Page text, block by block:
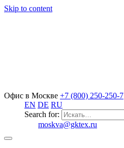
Skip to content
Офис в Москве +7 (800) 250-250-7
EN DE RU
Search for:
moskva@gktex.ru